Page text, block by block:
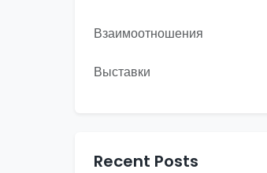
Взаимоотношения
Выставки
Recent Posts